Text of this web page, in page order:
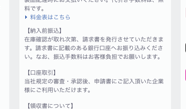
料です。
料金表はこちら
【納入前振込】
在庫確認が取れ次第、請求書を発行させていただきま
す。請求書に記載のある銀行口座へお振り込みくださ
い。なお、振込手数料はお客様負担でお願いします。
【口座取引】
当社規定の審査・承認後、申請書にご記入頂いた企業
様にご利用いただけます。
【領収書について】